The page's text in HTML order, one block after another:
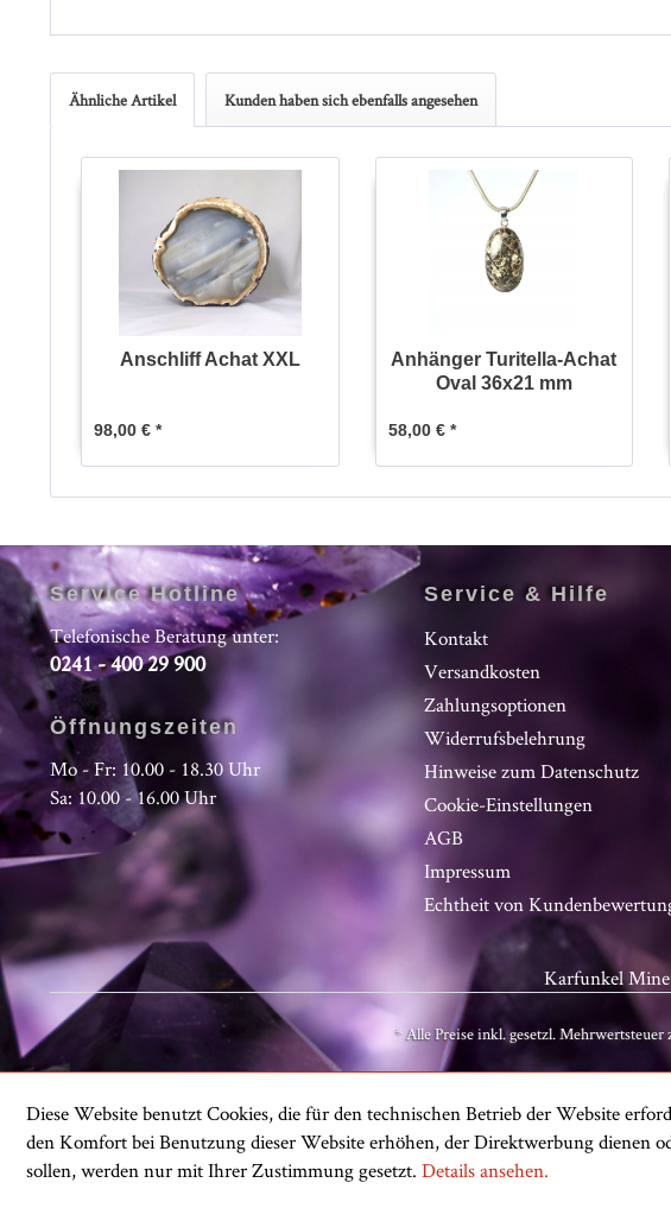
Ähnliche Artikel Kunden haben sich ebenfalls angesehen
Anschliff Achat XXL
98,00 € *
Anhänger Turitella-Achat
Oval 36x21 mm
58,00 € *
Service Hotline
Telefonische Beratung unter:
0241 - 400 29 900
Öffnungszeiten
Mo - Fr: 10.00 - 18.30 Uhr
Sa: 10.00 - 16.00 Uhr
Service & Hilfe
Kontakt
Versandkosten
Zahlungsoptionen
Widerrufsbelehrung
Hinweise zum Datenschutz
Cookie-Einstellungen
AGB
Impressum
Echtheit von
Karfunkel
* Alle Preise inkl. gesetzl. Mehrwertsteuer
Diese Website benutzt Cookies, die für den technischen Betrieb der Website
den Komfort bei Benutzung dieser Website erhöhen, der Direktwerbung dienen
sollen, werden nur mit Ihrer Zustimmung gesetzt. Details ansehen.